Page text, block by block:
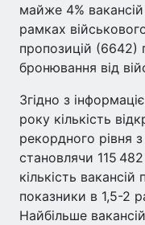
майже 4%
рамках
пропозицій
бронювання від
Згідно з
року кількість
рекордного рівня
становлячи 115
кількість
показники в 1,5-2
Найбільше